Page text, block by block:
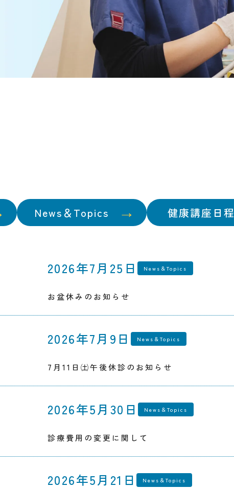
News＆Topics 健康講座日程
2026年7月25日 News＆Topics
お盆休みのお知らせ
2026年7月9日 News＆Topics
7月11日㈯午後休診のお知らせ
2026年5月30日 News＆Topics
診療費用の変更に関して
2026年5月21日 News＆Topics